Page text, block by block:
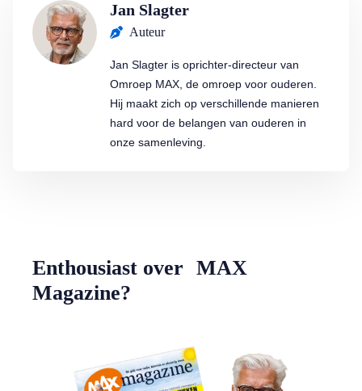
Jan Slagter
Auteur
Jan Slagter is oprichter-directeur van
Omroep MAX, de omroep voor ouderen.
Hij maakt zich op verschillende manieren
hard voor de belangen van ouderen in
onze samenleving.
Enthousiast over MAX
Magazine?